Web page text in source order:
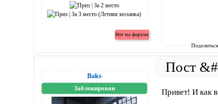
Baks
Заблокирован Привет! И как